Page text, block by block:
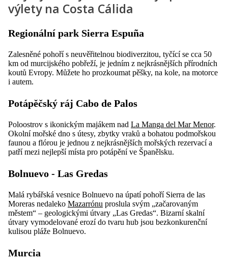
výlety na Costa Cálida
Regionální park Sierra Espuña
Zalesněné pohoří s neuvěřitelnou biodiverzitou, tyčící se cca 50
km od murcijského pobřeží, je jedním z nejkrásnějších přírodních
koutů Evropy. Můžete ho prozkoumat pěšky, na kole, na motorce
i autem.
Potápěčský ráj Cabo de Palos
Poloostrov s ikonickým majákem nad La Manga del Mar Menor.
Okolní mořské dno s útesy, zbytky vraků a bohatou podmořskou
faunou a flórou je jednou z nejkrásnějších mořských rezervací a
patří mezi nejlepší místa pro potápění ve Španělsku.
Bolnuevo - Las Gredas
Malá rybářská vesnice Bolnuevo na úpatí pohoří Sierra de las
Moreras nedaleko Mazarrónu proslula svým „začarovaným
městem“ – geologickými útvary „Las Gredas“. Bizarní skalní
útvary vymodelované erozí do tvaru hub jsou bezkonkurenční
kulisou pláže Bolnuevo.
Murcia